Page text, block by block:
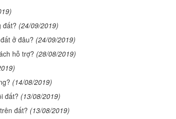
đất? (24/09/2019)
ở đâu? (24/09/2019)
hỗ trợ? (28/08/2019)
(14/08/2019)
đất? (13/08/2019)
đất? (13/08/2019)